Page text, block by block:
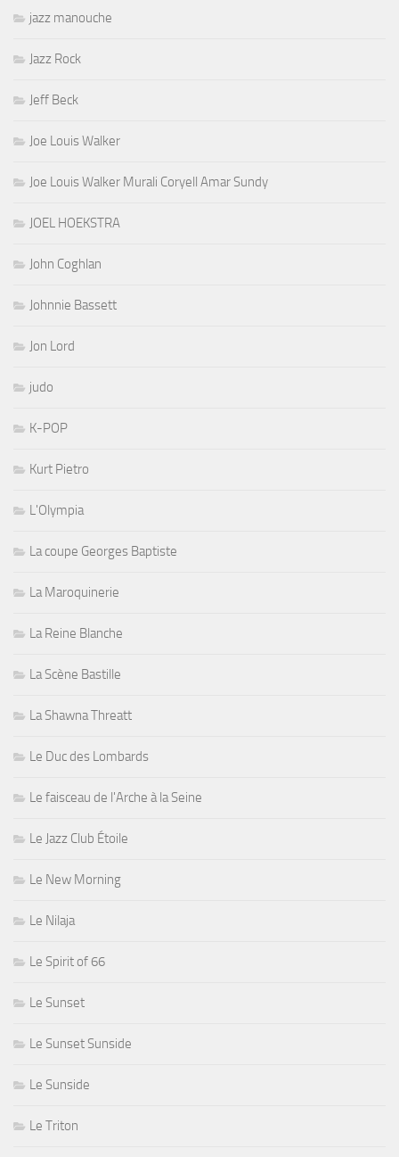
jazz manouche
Jazz Rock
Jeff Beck
Joe Louis Walker
Joe Louis Walker Murali Coryell Amar Sundy
JOEL HOEKSTRA
John Coghlan
Johnnie Bassett
Jon Lord
judo
K-POP
Kurt Pietro
L'Olympia
La coupe Georges Baptiste
La Maroquinerie
La Reine Blanche
La Scène Bastille
La Shawna Threatt
Le Duc des Lombards
Le faisceau de l'Arche à la Seine
Le Jazz Club Étoile
Le New Morning
Le Nilaja
Le Spirit of 66
Le Sunset
Le Sunset Sunside
Le Sunside
Le Triton